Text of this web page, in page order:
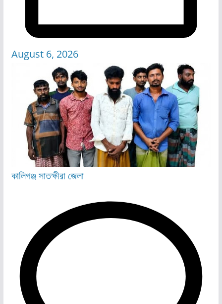
August 6, 2026
কালিগঞ্জসাতক্ষীরা জেলা